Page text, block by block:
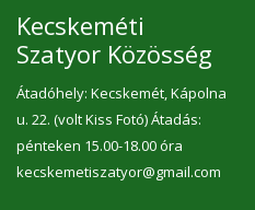
Kecskeméti
Szatyor Közösség
Átadóhely: Kecskemét, Kápolna
u. 22. (volt Kiss Fotó) Átadás:
pénteken 15.00-18.00 óra
kecskemetiszatyor@gmail.com